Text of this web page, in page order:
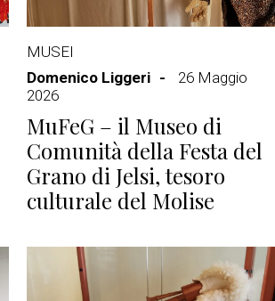
MUSEI
Domenico Liggeri
26 Maggio
2026
MuFeG – il Museo di
Comunità della Festa del
Grano di Jelsi, tesoro
culturale del Molise